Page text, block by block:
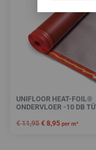
UNIFLOOR HEAT-FOIL®
ONDERVLOER -10 DB
€11,95€8,95 per m²